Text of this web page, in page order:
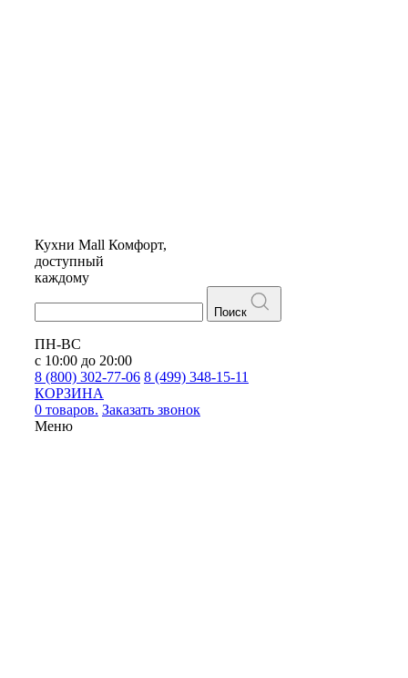
Кухни Mall Комфорт,
доступный
каждому
Поиск
ПН-ВС
с 10:00 до 20:00
8 (800) 302-77-06 8 (499) 348-15-11
КОРЗИНА
0 товаров. Заказать звонок
Меню